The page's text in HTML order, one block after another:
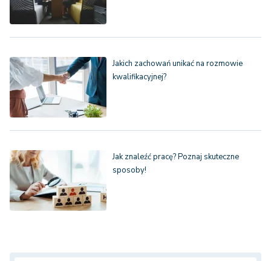
Jakich zachowań unikać na rozmowie
kwalifikacyjnej?
Jak znaleźć pracę? Poznaj skuteczne
sposoby!